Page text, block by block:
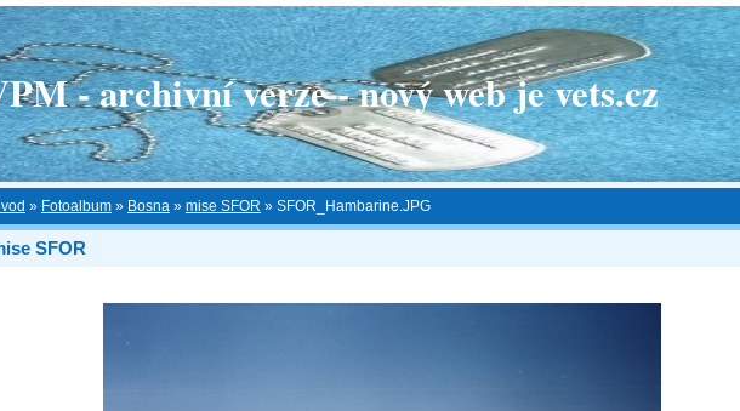
- archivní verze - nový web je vets.cz
» Fotoalbum » Bosna » mise SFOR » SFOR_Hambarine.JPG
SFOR